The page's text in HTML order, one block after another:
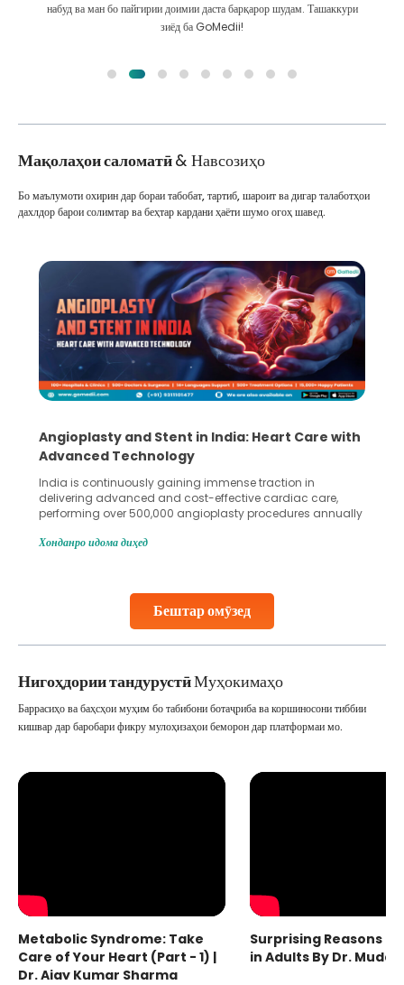
ҳатто пас аз табобат бо мо робитаи бузург доранд
Мақолаҳои саломатӣ& Навсозиҳо
Бештар омӯзед
Бо маълумоти охирин дар бораи табобат, тартиб, шароит ва дигар талаботҳои
дахлдор барои солимтар ва беҳтар кардани ҳаёти шумо огоҳ шавед.
Angioplasty and Stent in India: Heart Care with
Advanced Technology
India is continuously gaining immense traction in
delivering advanced and cost-effective cardiac care,
performing over 500,000 angioplasty procedures annually
globe are searching for treatments like angioplasty and
Studies, such as one published
Хонданро идома диҳед
Нигоҳдории тандурустӣМуҳокимаҳо
Баррасиҳо ва баҳсҳои муҳим бо табибони ботаҷриба ва коршиносони тиббии
кишвар дар баробари фикру мулоҳизаҳои беморон дар платформаи мо.
Metabolic Syndrome: Take
Care of Your Heart (Part - 1) |
Dr. Ajay Kumar Sharma
Surprising Reasons
in Adults By Dr.